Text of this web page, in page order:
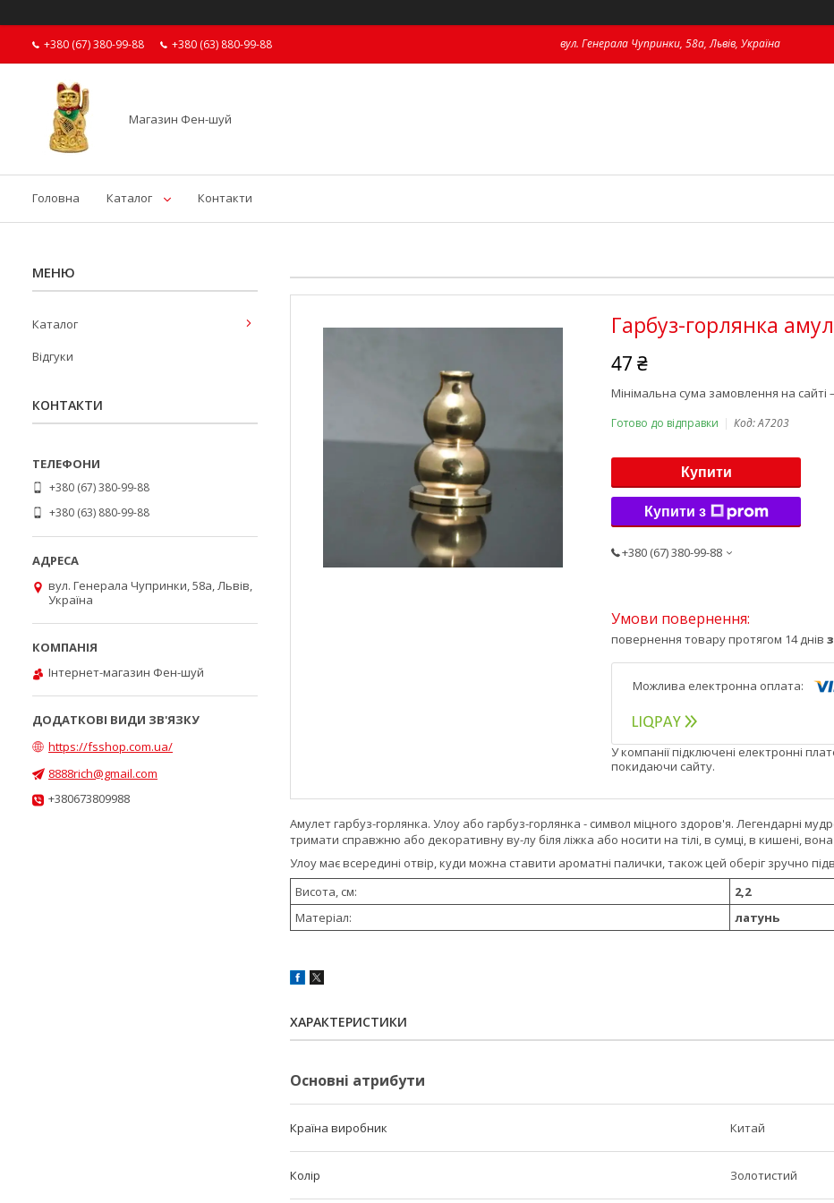
+380 (67) 380-99-88 +380 (63) 880-99-88 вул. Генерала Чупринки, 58а, Львів, Україна
Магазин Фен-шуй
Головна Каталог Контакти
Гарбуз-горлянка
47 ₴
Мінімальна сума замовлення на сайті
Готово до відправки Код:А7203
Купити
Купити з
+380 (67) 380-99-88
повернення товару протягом 14 днів
У компанії підключені електронні
покидаючи сайту.
Амулет гарбуз-горлянка. Улоу або гарбуз-горлянка - символ міцного здоров'я. Легендарні
тримати справжню або декоративну ву-лу біля ліжка або носити на тілі, в сумці, в кишені,
Улоу має всередині отвір, куди можна ставити ароматні палички, також цей оберіг зручно
Висота, см:
2,2
Матеріал:
латунь
ХАРАКТЕРИСТИКИ
Основні атрибути
Країна виробник Китай
Колір Золотистий
Каталог
Відгуки
КОНТАКТИ
+380 (67) 380-99-88
+380 (63) 880-99-88
вул. Генерала Чупринки, 58а, Львів,
Україна
Інтернет-магазин Фен-шуй
https://fsshop.com.ua/
8888rich@gmail.com
+380673809988